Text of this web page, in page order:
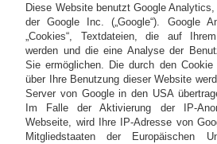
Diese Website benutzt Google
der Google Inc. („Google“). Google
„Cookies“, Textdateien, die auf
werden und die eine Analyse der
Sie ermöglichen. Die durch den Cookie
über Ihre Benutzung dieser Website
Server von Google in den USA
Im Falle der Aktivierung der IP-
Webseite, wird Ihre IP-Adresse von
Mitgliedstaaten der Europäischen